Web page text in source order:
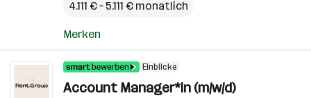
4.111 € – 5.111 € monatlich
Merken
Einblicke
Account Manager*in (m/w/d)